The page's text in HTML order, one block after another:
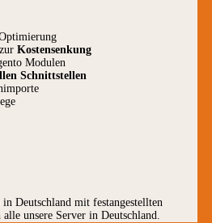
Kostensenkung
Modulen
Schnittstellen
Deutschland mit festangestellten
unsere Server in Deutschland.